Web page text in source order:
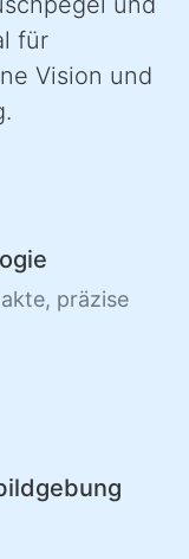
für
Vision und
präzise